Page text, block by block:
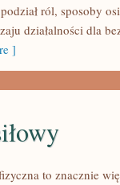
ról, sposoby
działalności dla
]
to znacznie